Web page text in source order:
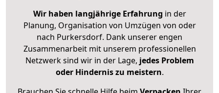
Wir haben langjährige Erfahrung in der
Planung, Organisation von Umzügen von oder
nach Purkersdorf. Dank unserer engen
Zusammenarbeit mit unserem professionellen
Netzwerk sind wir in der Lage, jedes Problem
oder Hindernis zu meistern.